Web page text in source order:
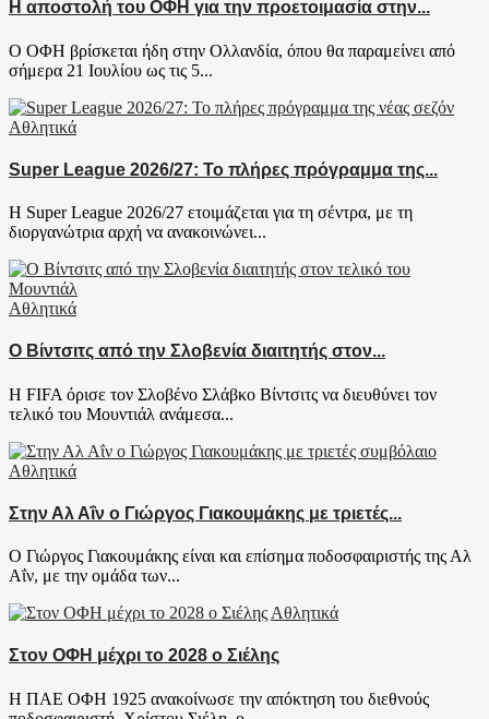
Η αποστολή του ΟΦΗ για την προετοιμασία στην...
Ο ΟΦΗ βρίσκεται ήδη στην Ολλανδία, όπου θα παραμείνει από
σήμερα 21 Ιουλίου ως τις 5...
Αθλητικά
Super League 2026/27: Το πλήρες πρόγραμμα της...
Η Super League 2026/27 ετοιμάζεται για τη σέντρα, με τη
διοργανώτρια αρχή να ανακοινώνει...
Αθλητικά
Ο Βίντσιτς από την Σλοβενία διαιτητής στον...
Η FIFA όρισε τον Σλοβένο Σλάβκο Βίντσιτς να διευθύνει τον
τελικό του Μουντιάλ ανάμεσα...
Αθλητικά
Στην Αλ Αΐν ο Γιώργος Γιακουμάκης με τριετές...
Ο Γιώργος Γιακουμάκης είναι και επίσημα ποδοσφαιριστής της Αλ
Αΐν, με την ομάδα των...
Αθλητικά
Στον ΟΦΗ μέχρι το 2028 ο Σιέλης
Η ΠΑΕ ΟΦΗ 1925 ανακοίνωσε την απόκτηση του διεθνούς